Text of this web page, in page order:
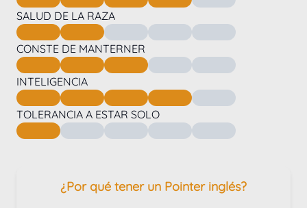
SALUD DE LA RAZA
CONSTE DE MANTERNER
INTELIGENCIA
TOLERANCIA A ESTAR SOLO
¿Por qué tener un Pointer inglés?